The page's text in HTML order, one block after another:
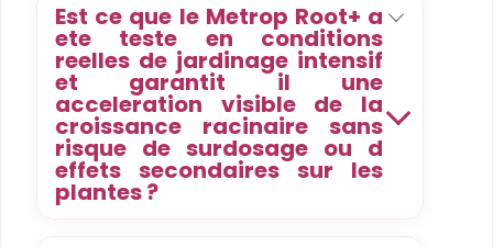
Est ce que le Metrop Root+ a
ete teste en conditions
reelles de jardinage intensif
et garantit il une
acceleration visible de la
croissance racinaire sans
risque de surdosage ou d
effets secondaires sur les
plantes ?